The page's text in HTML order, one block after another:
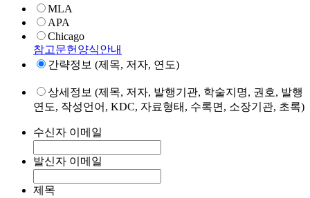
MLA
APA
Chicago
참고문헌양식안내
간략정보 (제목, 저자, 연도)
상세정보 (제목, 저자, 발행기관, 학술지명, 권호, 발행
연도, 작성언어, KDC, 자료형태, 수록면, 소장기관, 초록)
수신자 이메일
발신자 이메일
제목